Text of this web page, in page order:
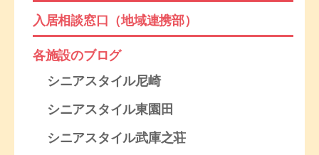
入居相談窓口（地域連携部）
各施設のブログ
シニアスタイル尼崎
シニアスタイル東園田
シニアスタイル武庫之荘